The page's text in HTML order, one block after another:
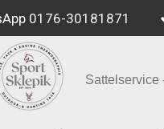
0176-30181871
Sattelservice